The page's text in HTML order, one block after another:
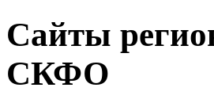
Сайты
СКФО